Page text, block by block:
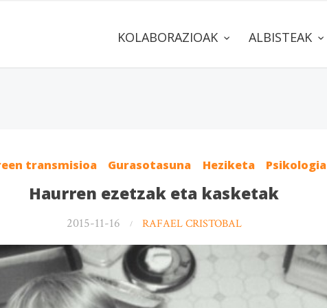
KOLABORAZIOAK ALBISTEAK
transmisioa Gurasotasuna Heziketa Psikologia
Haurren ezetzak eta kasketak
2015-11-16 RAFAEL CRISTOBAL